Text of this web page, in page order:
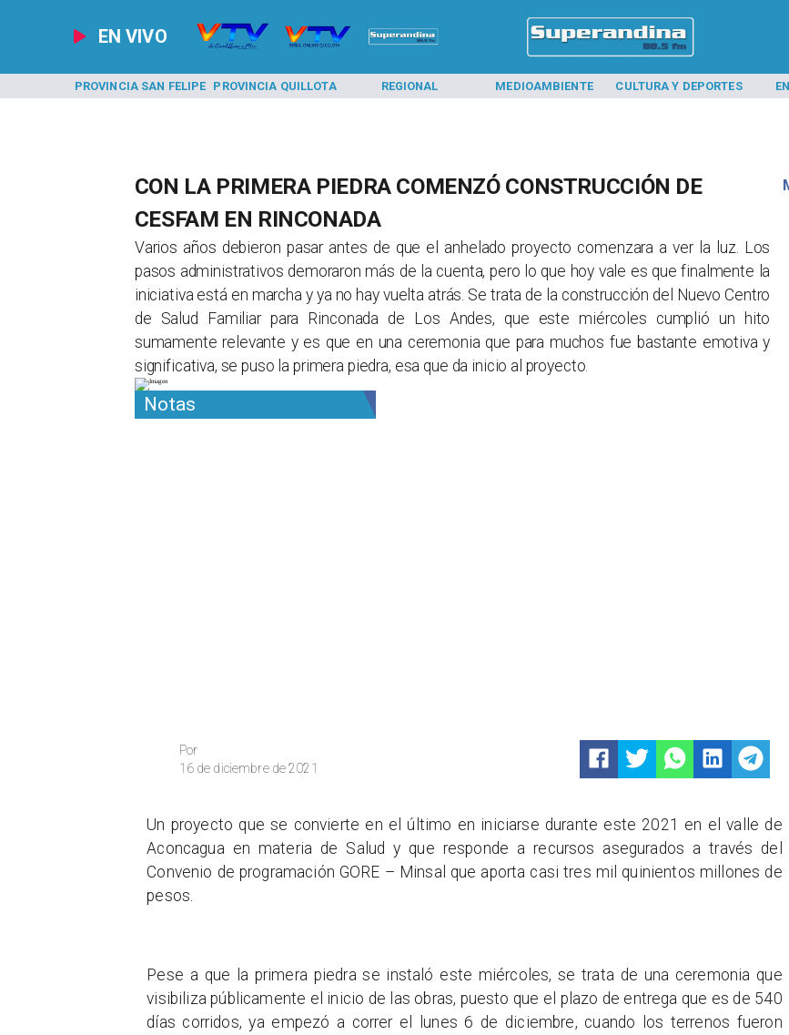
EN VIVO
PROVINCIA SAN FELIPE PROVINCIA QUILLOTA REGIONAL MEDIOAMBIENTE CULTURA Y DEPORTES
Notas
Por
16 de diciembre de 2021
CON LA PRIMERA PIEDRA COMENZÓ CONSTRUCCIÓN DE
CESFAM EN RINCONADA
Varios años debieron pasar antes de que el anhelado proyecto comenzara a ver la luz. Los
pasos administrativos demoraron más de la cuenta, pero lo que hoy vale es que finalmente la
iniciativa está en marcha y ya no hay vuelta atrás. Se trata de la construcción del Nuevo Centro
de Salud Familiar para Rinconada de Los Andes, que este miércoles cumplió un hito
sumamente relevante y es que en una ceremonia que para muchos fue bastante emotiva y
significativa, se puso la primera piedra, esa que da inicio al proyecto. ​
Un proyecto que se convierte en el último en iniciarse durante este 2021 en el valle de
Aconcagua en materia de Salud y que responde a recursos asegurados a través del
Convenio de programación GORE – Minsal que aporta casi tres mil quinientos millones de
pesos.
Pese a que la primera piedra se instaló este miércoles, se trata de una ceremonia que
visibiliza públicamente el inicio de las obras, puesto que el plazo de entrega que es de 540
días corridos, ya empezó a correr el lunes 6 de diciembre, cuando los terrenos fueron